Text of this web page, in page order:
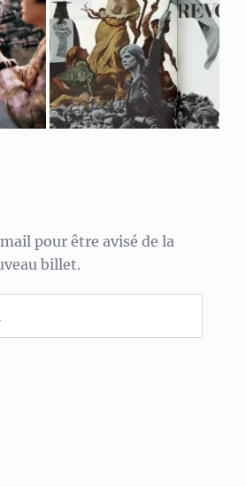
pour être avisé de la
billet.